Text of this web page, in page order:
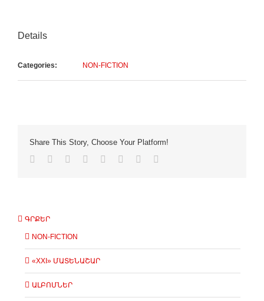
Details
Categories: NON-FICTION
Share This Story, Choose Your Platform!
ԳՐՔԵՐ
NON-FICTION
«XXI» ՄԱՏԵՆԱՇԱՐ
ԱԼԲՈՄՆԵՐ